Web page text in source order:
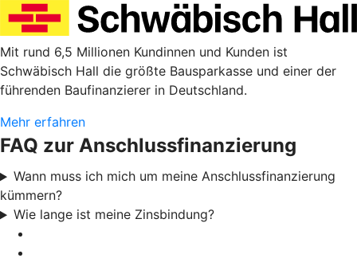
Mit rund 6,5 Millionen Kundinnen und Kunden ist
Schwäbisch Hall die größte Bausparkasse und einer der
führenden Baufinanzierer in Deutschland.
Mehr erfahren
FAQ zur Anschlussfinanzierung
Wann muss ich mich um meine Anschlussfinanzierung
kümmern?
Wie lange ist meine Zinsbindung?